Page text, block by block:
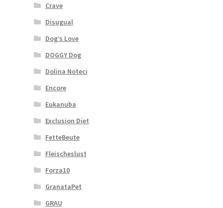
Crave
Disugual
Dog’s Love
DOGGY Dog
Dolina Noteci
Encore
Eukanuba
Exclusion Diet
FetteBeute
Fleischeslust
Forza10
GranataPet
GRAU